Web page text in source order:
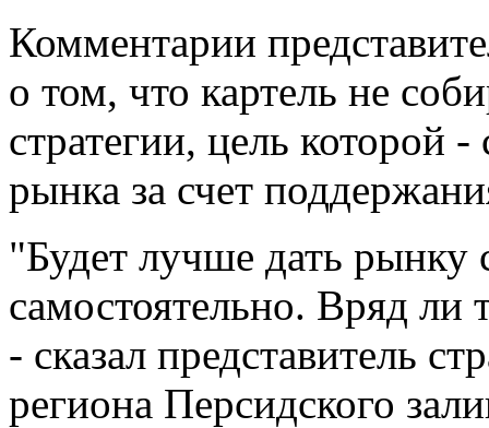
Комментарии
о том, что картель не
стратегии, цель которой
рынка за счет
"Будет лучше дать рынку
самостоятельно. Вряд ли
- сказал представитель
региона Персидского